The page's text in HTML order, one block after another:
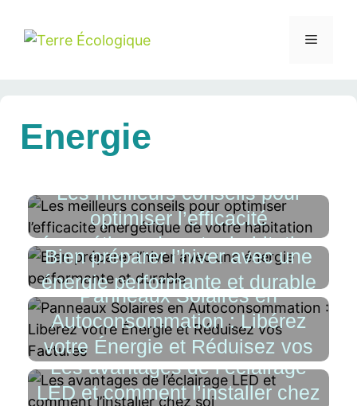
Energie
Les meilleurs conseils pour
optimiser l’efficacité
énergétique de votre habitation
Bien préparer l’hiver avec une
énergie performante et durable
Panneaux Solaires en
Autoconsommation : Libérez
votre Énergie et Réduisez vos
Factures
Les avantages de l’éclairage
LED et comment l’installer chez